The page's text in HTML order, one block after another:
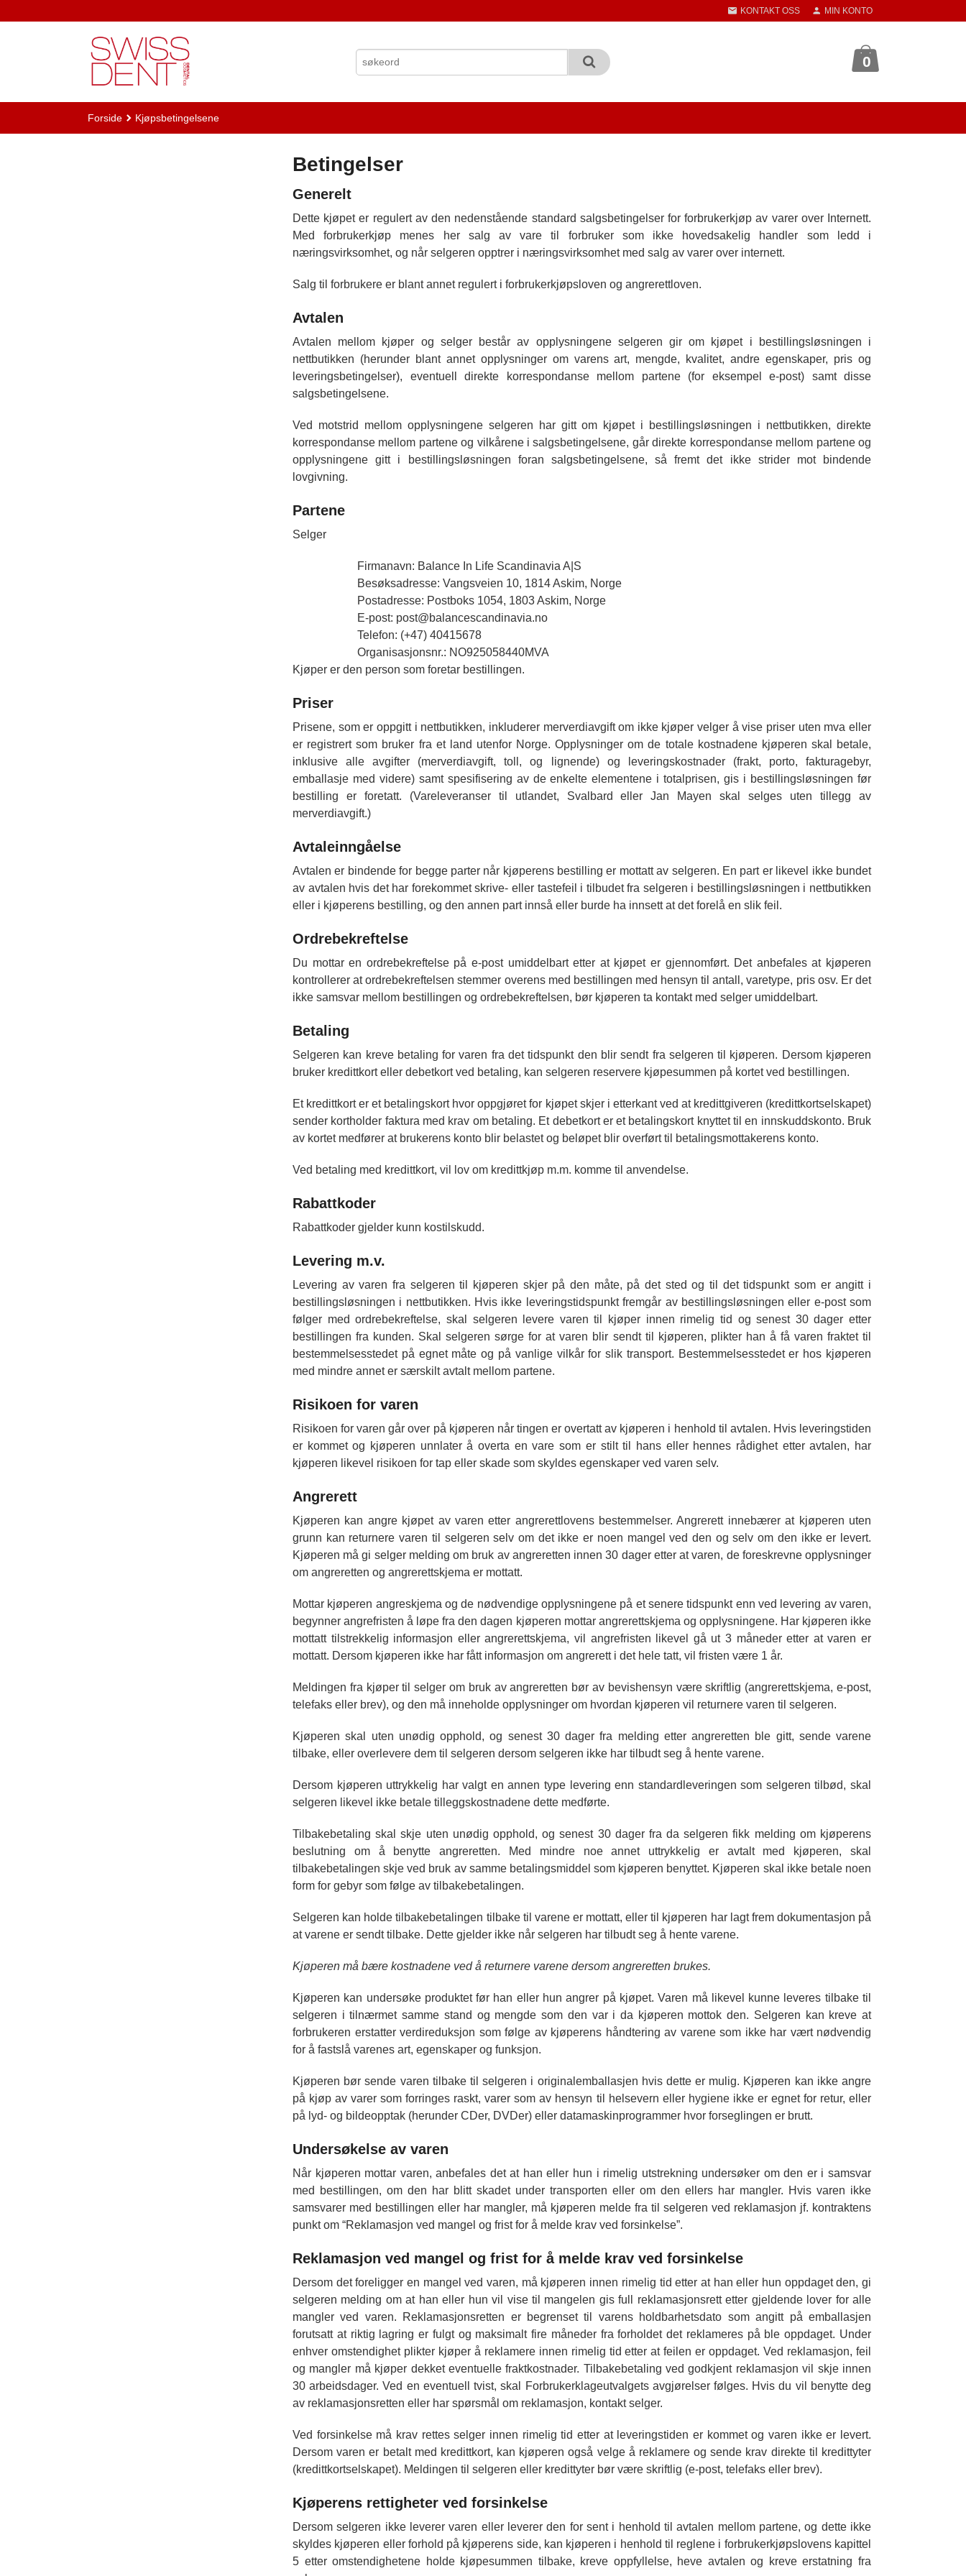
til
KONTAKT OSS MIN KONTO
0
Forside Kjøpsbetingelsene
Betingelser
Generelt
Dette kjøpet er regulert av den nedenstående standard salgsbetingelser for forbrukerkjøp av varer over Internett.
Med forbrukerkjøp menes her salg av vare til forbruker som ikke hovedsakelig handler som ledd i
næringsvirksomhet, og når selgeren opptrer i næringsvirksomhet med salg av varer over internett.
Salg til forbrukere er blant annet regulert i forbrukerkjøpsloven og angrerettloven.
Avtalen
Avtalen mellom kjøper og selger består av opplysningene selgeren gir om kjøpet i bestillingsløsningen i
nettbutikken (herunder blant annet opplysninger om varens art, mengde, kvalitet, andre egenskaper, pris og
leveringsbetingelser), eventuell direkte korrespondanse mellom partene (for eksempel e-post) samt disse
salgsbetingelsene.
Ved motstrid mellom opplysningene selgeren har gitt om kjøpet i bestillingsløsningen i nettbutikken, direkte
korrespondanse mellom partene og vilkårene i salgsbetingelsene, går direkte korrespondanse mellom partene og
opplysningene gitt i bestillingsløsningen foran salgsbetingelsene, så fremt det ikke strider mot bindende
lovgivning.
Partene
Selger
Firmanavn: Balance In Life Scandinavia A|S
Besøksadresse: Vangsveien 10, 1814 Askim, Norge
Postadresse: Postboks 1054, 1803 Askim, Norge
E-post: post@balancescandinavia.no
Telefon: (+47) 40415678
Organisasjonsnr.: NO925058440MVA
Kjøper er den person som foretar bestillingen.
Priser
Prisene, som er oppgitt i nettbutikken, inkluderer merverdiavgift om ikke kjøper velger å vise priser uten mva eller
er registrert som bruker fra et land utenfor Norge. Opplysninger om de totale kostnadene kjøperen skal betale,
inklusive alle avgifter (merverdiavgift, toll, og lignende) og leveringskostnader (frakt, porto, fakturagebyr,
emballasje med videre) samt spesifisering av de enkelte elementene i totalprisen, gis i bestillingsløsningen før
bestilling er foretatt. (Vareleveranser til utlandet, Svalbard eller Jan Mayen skal selges uten tillegg av
merverdiavgift.)
Avtaleinngåelse
Avtalen er bindende for begge parter når kjøperens bestilling er mottatt av selgeren. En part er likevel ikke bundet
av avtalen hvis det har forekommet skrive- eller tastefeil i tilbudet fra selgeren i bestillingsløsningen i nettbutikken
eller i kjøperens bestilling, og den annen part innså eller burde ha innsett at det forelå en slik feil.
Ordrebekreftelse
Du mottar en ordrebekreftelse på e-post umiddelbart etter at kjøpet er gjennomført. Det anbefales at kjøperen
kontrollerer at ordrebekreftelsen stemmer overens med bestillingen med hensyn til antall, varetype, pris osv. Er det
ikke samsvar mellom bestillingen og ordrebekreftelsen, bør kjøperen ta kontakt med selger umiddelbart.
Betaling
Selgeren kan kreve betaling for varen fra det tidspunkt den blir sendt fra selgeren til kjøperen. Dersom kjøperen
bruker kredittkort eller debetkort ved betaling, kan selgeren reservere kjøpesummen på kortet ved bestillingen.
Et kredittkort er et betalingskort hvor oppgjøret for kjøpet skjer i etterkant ved at kredittgiveren (kredittkortselskapet)
sender kortholder faktura med krav om betaling. Et debetkort er et betalingskort knyttet til en innskuddskonto. Bruk
av kortet medfører at brukerens konto blir belastet og beløpet blir overført til betalingsmottakerens konto.
Ved betaling med kredittkort, vil lov om kredittkjøp m.m. komme til anvendelse.
Rabattkoder
Rabattkoder gjelder kunn kostilskudd.
Levering m.v.
Levering av varen fra selgeren til kjøperen skjer på den måte, på det sted og til det tidspunkt som er angitt i
bestillingsløsningen i nettbutikken. Hvis ikke leveringstidspunkt fremgår av bestillingsløsningen eller e-post som
følger med ordrebekreftelse, skal selgeren levere varen til kjøper innen rimelig tid og senest 30 dager etter
bestillingen fra kunden. Skal selgeren sørge for at varen blir sendt til kjøperen, plikter han å få varen fraktet til
bestemmelsesstedet på egnet måte og på vanlige vilkår for slik transport. Bestemmelsesstedet er hos kjøperen
med mindre annet er særskilt avtalt mellom partene.
Risikoen for varen
Risikoen for varen går over på kjøperen når tingen er overtatt av kjøperen i henhold til avtalen. Hvis leveringstiden
er kommet og kjøperen unnlater å overta en vare som er stilt til hans eller hennes rådighet etter avtalen, har
kjøperen likevel risikoen for tap eller skade som skyldes egenskaper ved varen selv.
Angrerett
Kjøperen kan angre kjøpet av varen etter angrerettlovens bestemmelser. Angrerett innebærer at kjøperen uten
grunn kan returnere varen til selgeren selv om det ikke er noen mangel ved den og selv om den ikke er levert.
Kjøperen må gi selger melding om bruk av angreretten innen 30 dager etter at varen, de foreskrevne opplysninger
om angreretten og angrerettskjema er mottatt.
Mottar kjøperen angreskjema og de nødvendige opplysningene på et senere tidspunkt enn ved levering av varen,
begynner angrefristen å løpe fra den dagen kjøperen mottar angrerettskjema og opplysningene. Har kjøperen ikke
mottatt tilstrekkelig informasjon eller angrerettskjema, vil angrefristen likevel gå ut 3 måneder etter at varen er
mottatt. Dersom kjøperen ikke har fått informasjon om angrerett i det hele tatt, vil fristen være 1 år.
Meldingen fra kjøper til selger om bruk av angreretten bør av bevishensyn være skriftlig (angrerettskjema, e-post,
telefaks eller brev), og den må inneholde opplysninger om hvordan kjøperen vil returnere varen til selgeren.
Kjøperen skal uten unødig opphold, og senest 30 dager fra melding etter angreretten ble gitt, sende varene
tilbake, eller overlevere dem til selgeren dersom selgeren ikke har tilbudt seg å hente varene.
Dersom kjøperen uttrykkelig har valgt en annen type levering enn standardleveringen som selgeren tilbød, skal
selgeren likevel ikke betale tilleggskostnadene dette medførte.
Tilbakebetaling skal skje uten unødig opphold, og senest 30 dager fra da selgeren fikk melding om kjøperens
beslutning om å benytte angreretten. Med mindre noe annet uttrykkelig er avtalt med kjøperen, skal
tilbakebetalingen skje ved bruk av samme betalingsmiddel som kjøperen benyttet. Kjøperen skal ikke betale noen
form for gebyr som følge av tilbakebetalingen.
Selgeren kan holde tilbakebetalingen tilbake til varene er mottatt, eller til kjøperen har lagt frem dokumentasjon på
at varene er sendt tilbake. Dette gjelder ikke når selgeren har tilbudt seg å hente varene.
Kjøperen må bære kostnadene ved å returnere varene dersom angreretten brukes.
Kjøperen kan undersøke produktet før han eller hun angrer på kjøpet. Varen må likevel kunne leveres tilbake til
selgeren i tilnærmet samme stand og mengde som den var i da kjøperen mottok den. Selgeren kan kreve at
forbrukeren erstatter verdireduksjon som følge av kjøperens håndtering av varene som ikke har vært nødvendig
for å fastslå varenes art, egenskaper og funksjon.
Kjøperen bør sende varen tilbake til selgeren i originalemballasjen hvis dette er mulig. Kjøperen kan ikke angre
på kjøp av varer som forringes raskt, varer som av hensyn til helsevern eller hygiene ikke er egnet for retur, eller
på lyd- og bildeopptak (herunder CDer, DVDer) eller datamaskinprogrammer hvor forseglingen er brutt.
Undersøkelse av varen
Når kjøperen mottar varen, anbefales det at han eller hun i rimelig utstrekning undersøker om den er i samsvar
med bestillingen, om den har blitt skadet under transporten eller om den ellers har mangler. Hvis varen ikke
samsvarer med bestillingen eller har mangler, må kjøperen melde fra til selgeren ved reklamasjon jf. kontraktens
punkt om “Reklamasjon ved mangel og frist for å melde krav ved forsinkelse”.
Reklamasjon ved mangel og frist for å melde krav ved forsinkelse
Dersom det foreligger en mangel ved varen, må kjøperen innen rimelig tid etter at han eller hun oppdaget den, gi
selgeren melding om at han eller hun vil vise til mangelen gis full reklamasjonsrett etter gjeldende lover for alle
mangler ved varen. Reklamasjonsretten er begrenset til varens holdbarhetsdato som angitt på emballasjen
forutsatt at riktig lagring er fulgt og maksimalt fire måneder fra forholdet det reklameres på ble oppdaget. Under
enhver omstendighet plikter kjøper å reklamere innen rimelig tid etter at feilen er oppdaget. Ved reklamasjon, feil
og mangler må kjøper dekket eventuelle fraktkostnader. Tilbakebetaling ved godkjent reklamasjon vil skje innen
30 arbeidsdager. Ved en eventuell tvist, skal Forbrukerklageutvalgets avgjørelser følges. Hvis du vil benytte deg
av reklamasjonsretten eller har spørsmål om reklamasjon, kontakt selger.
Ved forsinkelse må krav rettes selger innen rimelig tid etter at leveringstiden er kommet og varen ikke er levert.
Dersom varen er betalt med kredittkort, kan kjøperen også velge å reklamere og sende krav direkte til kredittyter
(kredittkortselskapet). Meldingen til selgeren eller kredittyter bør være skriftlig (e-post, telefaks eller brev).
Kjøperens rettigheter ved forsinkelse
Dersom selgeren ikke leverer varen eller leverer den for sent i henhold til avtalen mellom partene, og dette ikke
skyldes kjøperen eller forhold på kjøperens side, kan kjøperen i henhold til reglene i forbrukerkjøpslovens kapittel
5 etter omstendighetene holde kjøpesummen tilbake, kreve oppfyllelse, heve avtalen og kreve erstatning fra